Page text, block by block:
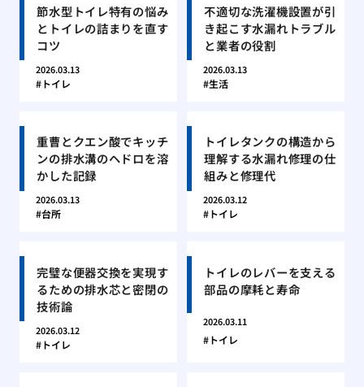
節水型トイレ特有の悩み
とトイレの詰まりを直す
コツ
2026.03.13
トイレ
不適切な洗濯機設置が引
き起こす水漏れトラブル
と業者の役割
2026.03.13
生活
重曹とクエン酸でキッチ
ンの排水溝のヘドロを溶
かした記録
2026.03.13
台所
トイレタンクの構造から
理解する水漏れ修理の仕
組みと修理代
2026.03.12
トイレ
完璧な便器交換を実現す
るための排水芯と密閉の
技術論
2026.03.12
トイレ
トイレのレバーを支える
部品の摩耗と寿命
2026.03.11
トイレ